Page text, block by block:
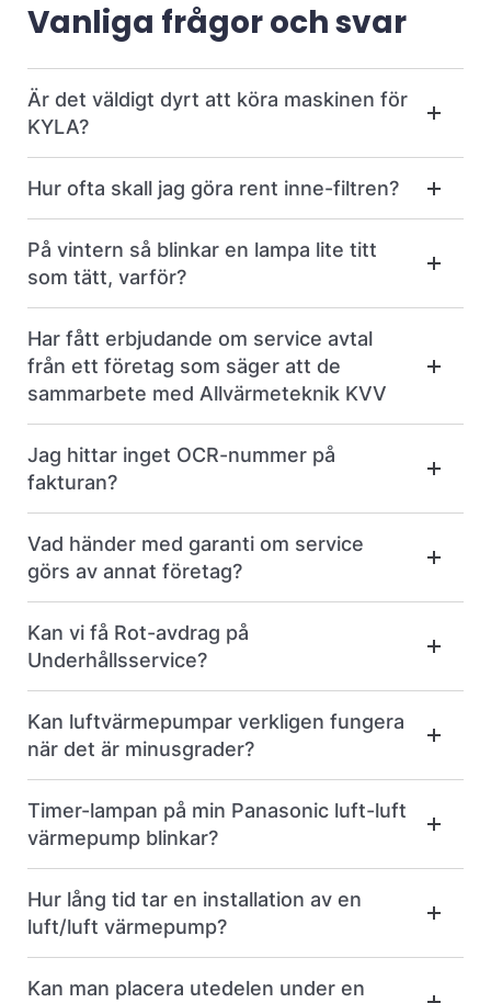
Vanliga frågor och svar
Är det väldigt dyrt att köra maskinen för
KYLA?
Hur ofta skall jag göra rent inne-filtren?
På vintern så blinkar en lampa lite titt
som tätt, varför?
Har fått erbjudande om service avtal
från ett företag som säger att de
sammarbete med Allvärmeteknik KVV
Jag hittar inget OCR-nummer på
fakturan?
Vad händer med garanti om service
görs av annat företag?
Kan vi få Rot-avdrag på
Underhållsservice?
Kan luftvärmepumpar verkligen fungera
när det är minusgrader?
Timer-lampan på min Panasonic luft-luft
värmepump blinkar?
Hur lång tid tar en installation av en
luft/luft värmepump?
Kan man placera utedelen under en